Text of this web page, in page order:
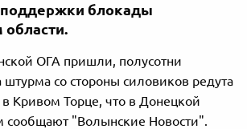
блокады
области.
ОГА пришли, полусотни
штурма со стороны силовиков редута
Кривом Торце, что в Донецкой
сообщают "Волынские Новости".